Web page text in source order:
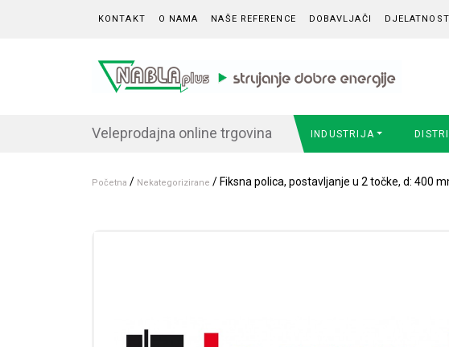
KONTAKT O NAMA NAŠE REFERENCE DOBAVLJAČI
Veleprodajna online trgovina INDUSTRIJA
Početna / Nekategorizirane / Fiksna polica, postavljanje u 2 točke, d: 400